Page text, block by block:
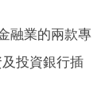
融業的兩款專
投資銀行插